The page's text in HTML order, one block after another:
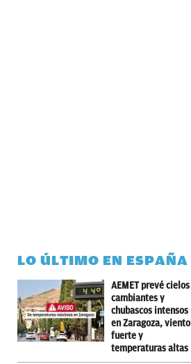
LO ÚLTIMO EN ESPAÑA
AEMET prevé cielos
cambiantes y
chubascos intensos
en Zaragoza, viento
fuerte y
temperaturas altas